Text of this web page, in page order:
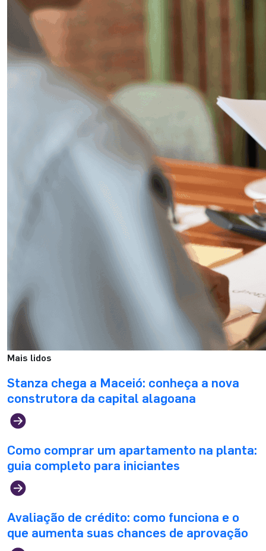
Mais lidos
Stanza chega a Maceió: conheça a nova
construtora da capital alagoana
Como comprar um apartamento na planta:
guia completo para iniciantes
Avaliação de crédito: como funciona e o
que aumenta suas chances de aprovação